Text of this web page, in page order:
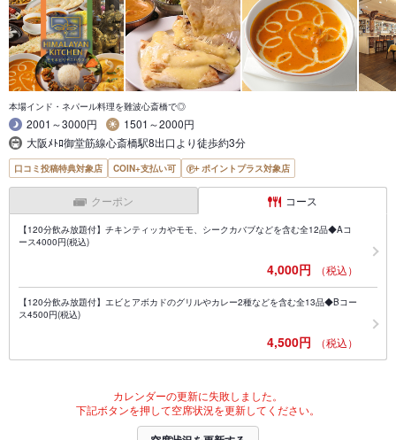
本場インド・ネパール料理を難波心斎橋で◎
2001～3000円
1501～2000円
大阪ﾒﾄﾛ御堂筋線心斎橋駅8出口より徒歩約3分
口コミ投稿特典対象店 COIN+支払い可 ポイントプラス対象店
クーポン コース
【120分飲み放題付】チキンティッカやモモ、シークカバブなどを含む全12品◆Aコ
ース4000円(税込)
4,000円 （税込）
【120分飲み放題付】エビとアボカドのグリルやカレー2種などを含む全13品◆Bコー
ス4500円(税込)
4,500円 （税込）
カレンダーの更新に失敗しました。
下記ボタンを押して空席状況を更新してください。